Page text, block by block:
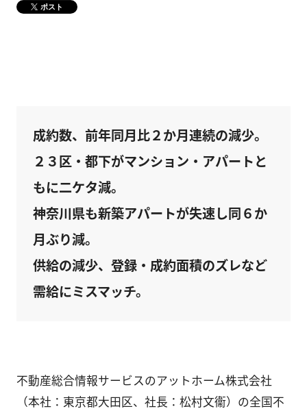
ポスト
成約数、前年同月比２か月連続の減少。
２３区・都下がマンション・アパートと
もに二ケタ減。
神奈川県も新築アパートが失速し同６か
月ぶり減。
供給の減少、登録・成約面積のズレなど
需給にミスマッチ。
不動産総合情報サービスのアットホーム株式会社
（本社：東京都大田区、社長：松村文衞）の全国不